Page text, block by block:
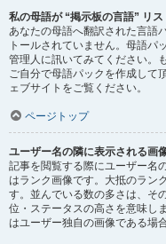
私の母語が “掲示板の言語” リス
あなたの母語へ翻訳された言語
トールされていません。母語パ
管理人に訊いてみてください。
ご自分で母語パックを作成して
ェブサイトをご覧ください。
ページトップ
ユーザー名の隣に表示される画
記事を閲覧する際にユーザー名
はランク画像です。大抵のラン
す。並んでいる数の多さは、そ
位・ステータスの高さを意味し
はユーザー独自の画像である場